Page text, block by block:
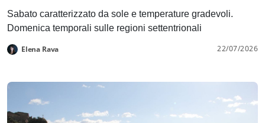
Sabato caratterizzato da sole e temperature gradevoli.
Domenica temporali sulle regioni settentrionali
Elena Rava 22/07/2026